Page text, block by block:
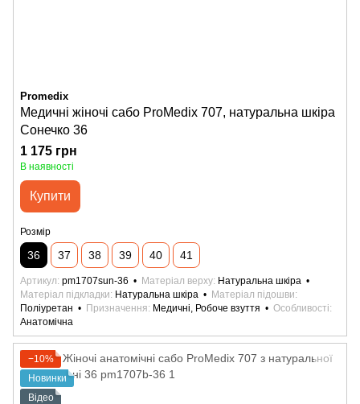
Promedix
Медичні жіночі сабо ProMedix 707, натуральна шкіра
Сонечко 36
1 175 грн
В наявності
Купити
Розмір
36 37 38 39 40 41
Артикул pm1707sun-36 Матеріал верху Натуральна шкіра
Матеріал підкладки
Натуральна шкіра
Матеріал підошви
Поліуретан
Призначення Медичні, Робоче взуття
Особливості
Анатомічна
−10%
Новинки
Відео